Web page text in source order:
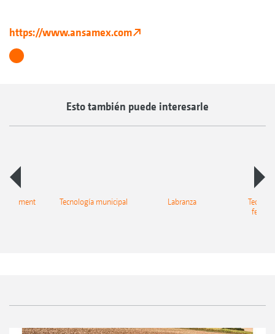
https://www.ansamex.com
Esto también puede interesarle
Tecnología municipal Labranza